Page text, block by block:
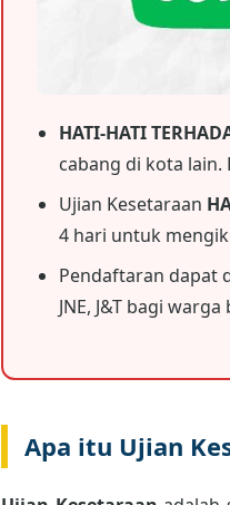
HATI-HATI
cabang di kota
Ujian Kesetaraan
4 hari untuk
Pendaftaran dapat
JNE, J&T bagi
Apa itu Ujian